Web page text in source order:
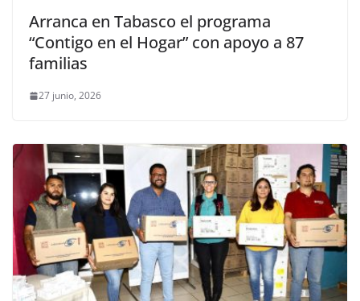
Arranca en Tabasco el programa
“Contigo en el Hogar” con apoyo a 87
familias
27 junio, 2026